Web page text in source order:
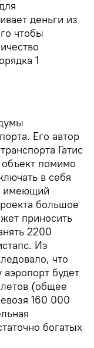
деньги из
чтобы
1
Его автор
Гатис
помимо
в себя
имеющий
большое
приносить
2200
Из
что
будет
(общее
160 000
богатых